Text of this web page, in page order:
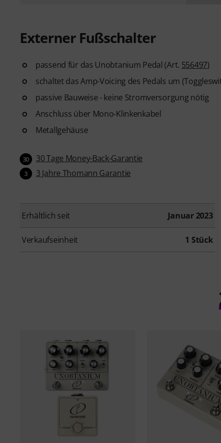
Externer Fußschalter
passend für das Unobtanium Pedal (Art. 556497)
schaltet das Amp-Voicing des Pedals um
passive Bauweise - keine Stromversorgung nötig
Anschluss über Mono-Klinkenkabel
Metallgehäuse
30 30 Tage Money-Back-Garantie
3 3 Jahre Thomann Garantie
Erhältlich seit Januar 2023
Verkaufseinheit 1 Stück